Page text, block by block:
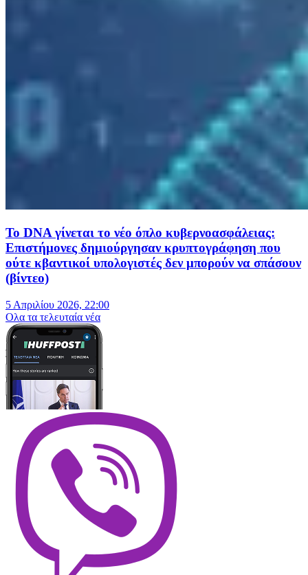
Το DNA γίνεται το νέο όπλο κυβερνοασφάλειας:
Επιστήμονες δημιούργησαν κρυπτογράφηση που
ούτε κβαντικοί υπολογιστές δεν μπορούν να σπάσουν
(βίντεο)
5 Απριλίου 2026, 22:00
Oλα τα τελευταία νέα